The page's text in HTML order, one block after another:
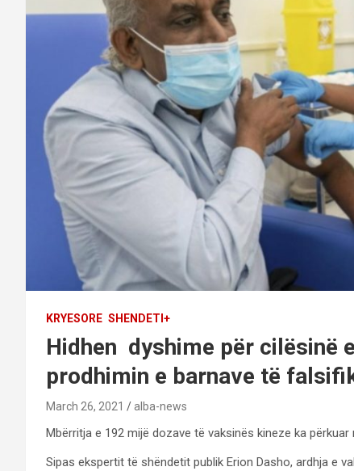
KRYESORE SHENDETI+
Hidhen dyshime për cilësinë
prodhimin e barnave të
March 26, 2021 alba-news
Mbërritja e 192 mijë dozave të vaksinës kineze ka
Sipas ekspertit të shëndetit publik Erion Dasho, ardhja e